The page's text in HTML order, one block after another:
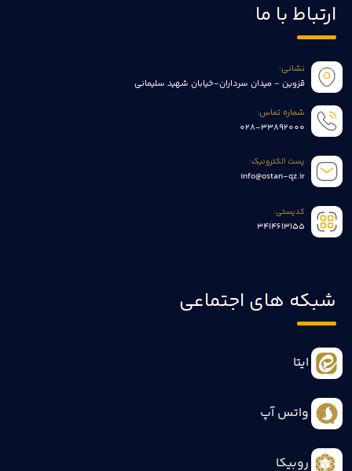
ارتباط با ما
نشانی:
قزوین - میدان سرداران-خیابان شهید سلیمانی
شماره تماس:
028-33892000
پست الکترونیک:
info@ostan-qz.ir
کدپستی:
3414613155
شبکه های اجتماعی
ایتا
واتس آپ
روبیکا